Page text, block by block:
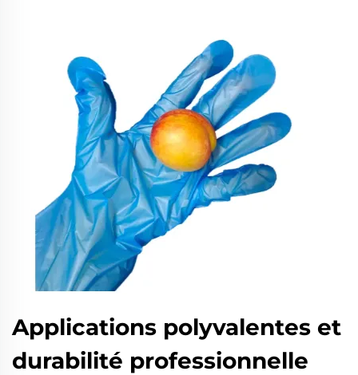
Applications polyvalentes et
durabilité professionnelle